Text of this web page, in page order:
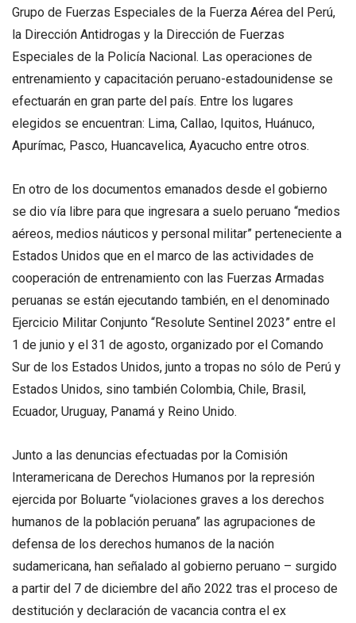
Grupo de Fuerzas Especiales de la Fuerza Aérea del Perú,
la Dirección Antidrogas y la Dirección de Fuerzas
Especiales de la Policía Nacional. Las operaciones de
entrenamiento y capacitación peruano-estadounidense se
efectuarán en gran parte del país. Entre los lugares
elegidos se encuentran: Lima, Callao, Iquitos, Huánuco,
Apurímac, Pasco, Huancavelica, Ayacucho entre otros.
En otro de los documentos emanados desde el gobierno
se dio vía libre para que ingresara a suelo peruano “medios
aéreos, medios náuticos y personal militar” perteneciente a
Estados Unidos que en el marco de las actividades de
cooperación de entrenamiento con las Fuerzas Armadas
peruanas se están ejecutando también, en el denominado
Ejercicio Militar Conjunto “Resolute Sentinel 2023” entre el
1 de junio y el 31 de agosto, organizado por el Comando
Sur de los Estados Unidos, junto a tropas no sólo de Perú y
Estados Unidos, sino también Colombia, Chile, Brasil,
Ecuador, Uruguay, Panamá y Reino Unido.
Junto a las denuncias efectuadas por la Comisión
Interamericana de Derechos Humanos por la represión
ejercida por Boluarte “violaciones graves a los derechos
humanos de la población peruana” las agrupaciones de
defensa de los derechos humanos de la nación
sudamericana, han señalado al gobierno peruano – surgido
a partir del 7 de diciembre del año 2022 tras el proceso de
destitución y declaración de vacancia contra el ex